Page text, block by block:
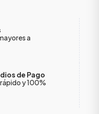
a
de Pago
y 100%